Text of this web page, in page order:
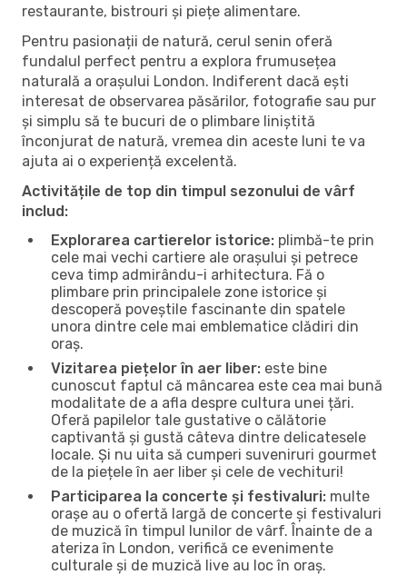
restaurante, bistrouri și piețe alimentare.
Pentru pasionații de natură, cerul senin oferă
fundalul perfect pentru a explora frumusețea
naturală a orașului London. Indiferent dacă ești
interesat de observarea păsărilor, fotografie sau pur
și simplu să te bucuri de o plimbare liniștită
înconjurat de natură, vremea din aceste luni te va
ajuta ai o experiență excelentă.
Activitățile de top din timpul sezonului de vârf
includ:
Explorarea cartierelor istorice: plimbă-te prin
cele mai vechi cartiere ale orașului și petrece
ceva timp admirându-i arhitectura. Fă o
plimbare prin principalele zone istorice și
descoperă poveștile fascinante din spatele
unora dintre cele mai emblematice clădiri din
oraș.
Vizitarea piețelor în aer liber: este bine
cunoscut faptul că mâncarea este cea mai bună
modalitate de a afla despre cultura unei țări.
Oferă papilelor tale gustative o călătorie
captivantă și gustă câteva dintre delicatesele
locale. Și nu uita să cumperi suveniruri gourmet
de la piețele în aer liber și cele de vechituri!
Participarea la concerte și festivaluri: multe
orașe au o ofertă largă de concerte și festivaluri
de muzică în timpul lunilor de vârf. Înainte de a
ateriza în London, verifică ce evenimente
culturale și de muzică live au loc în oraș.